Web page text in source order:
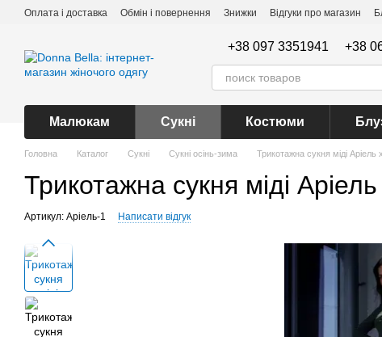
Перейти до основного контенту
Оплата і доставка Обмін і повернення Знижки Відгуки про магазин
+38 097 3351941 +38
Малюкам Сукні Костюми
Головна Каталог Сукні Сукні осінь-зима Трикотажна сукня міді Аріель
Трикотажна сукня міді Аріель
Артикул: Аріель-1 Написати відгук